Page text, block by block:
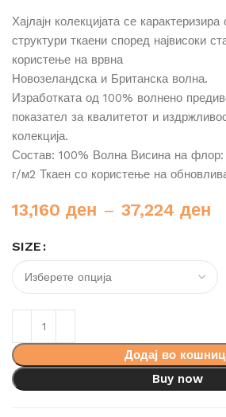
Хајлајн колекцијата се
структури ткаени според највисоки
користење на врвна
Новозеландска и Британска волна.
Изработката од 100% волнено
показател за квалитетот и
колекција.
Состав: 100% Волна Висина на
г/м2 Ткаен со користење на
13,160 ден – 37,224 ден
SIZE
Додај во
Buy now